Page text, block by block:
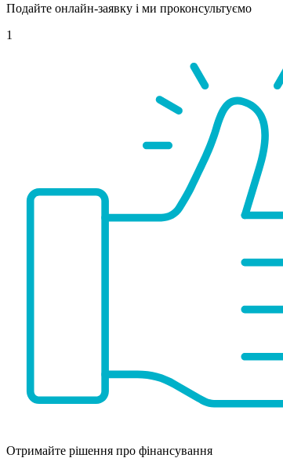
Подайте онлайн-заявку і ми проконсультуємо
1
Отримайте рішення про фінансування